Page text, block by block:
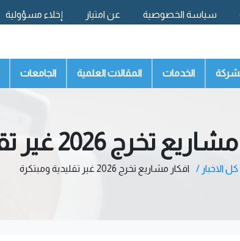
سياسة الخصوصية عن امتياز
إخلاء مسؤولية
الخدمات المقالات العلمية الجامعات
تخرج 2026 غير تقليدية ومبتكرة
كل الاخبار / افكار مشاريع تخرج 2026 غير تقليدية ومبتكرة